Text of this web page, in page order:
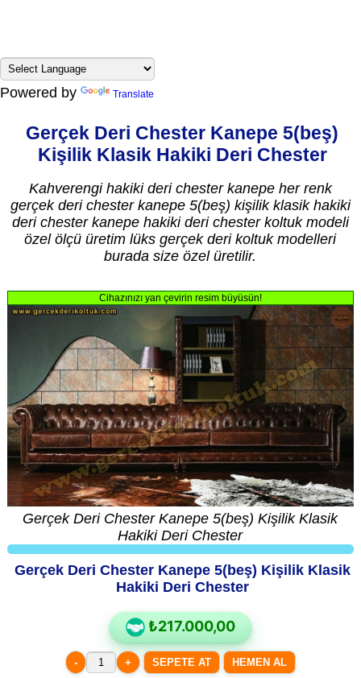
Powered by Translate
Gerçek Deri Chester Kanepe 5(beş)
Kişilik Klasik Hakiki Deri Chester
Kahverengi hakiki deri chester kanepe her renk
gerçek deri chester kanepe 5(beş) kişilik klasik hakiki
deri chester kanepe hakiki deri chester koltuk modeli
özel ölçü üretim lüks gerçek deri koltuk modelleri
burada size özel üretilir.
Cihazınızı yan çevirin resim büyüsün!
Gerçek Deri Chester Kanepe 5(beş) Kişilik Klasik
Hakiki Deri Chester
Gerçek Deri Chester Kanepe 5(beş) Kişilik Klasik
Hakiki Deri Chester
₺217.000,00
- + HEMEN AL